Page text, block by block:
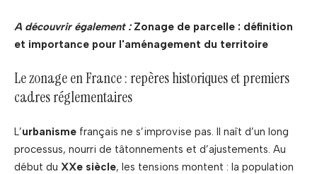
A découvrir également : Zonage de parcelle : définition
et importance pour l'aménagement du territoire
Le zonage en France : repères historiques et premiers
cadres réglementaires
L’urbanisme français ne s’improvise pas. Il naît d’un long
processus, nourri de tâtonnements et d’ajustements. Au
début du XXe siècle, les tensions montent : la population